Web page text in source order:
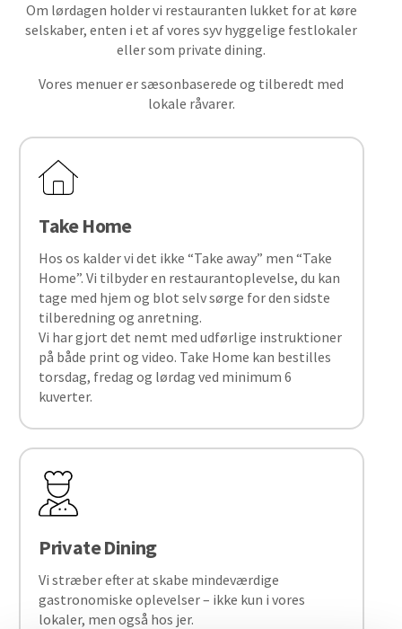
Om lørdagen holder vi restauranten lukket for at køre
selskaber, enten i et af vores syv hyggelige festlokaler
eller som private dining.
Vores menuer er sæsonbaserede og tilberedt med
lokale råvarer.
Take Home
Hos os kalder vi det ikke “Take away” men “Take
Home”. Vi tilbyder en restaurantoplevelse, du kan
tage med hjem og blot selv sørge for den sidste
tilberedning og anretning.
Vi har gjort det nemt med udførlige instruktioner
på både print og video. Take Home kan bestilles
torsdag, fredag og lørdag ved minimum 6
kuverter.
Private Dining
Vi stræber efter at skabe mindeværdige
gastronomiske oplevelser – ikke kun i vores
lokaler, men også hos jer.